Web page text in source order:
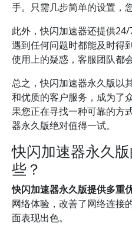
手。只需几步简单的设置，
此外，快闪加速器还提供
遇到任何问题时都能及时得
使用上的疑惑，客服团队都
总之，快闪加速器永久版以
和优质的客户服务，成为了
果您正在寻找一种可靠的方
器永久版绝对值得一试。
快闪加速器永久
些？
快闪加速器永久版提供多重优
网络体验，改善了网络连接
面表现出色。